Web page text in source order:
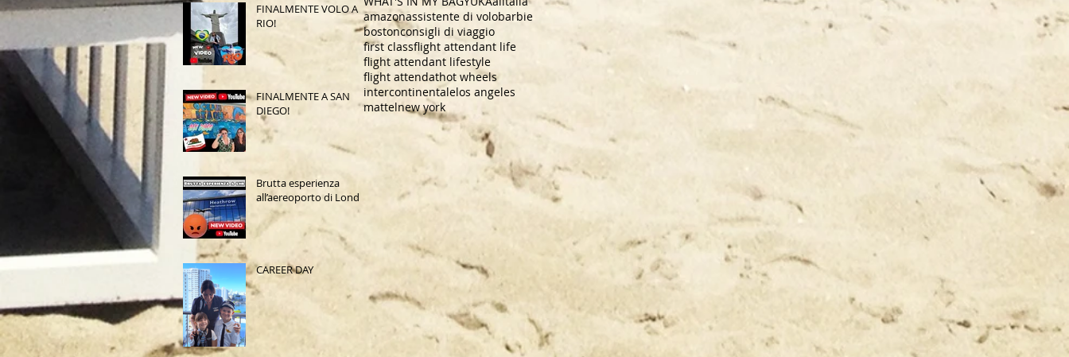
FINALMENTE VOLO A
RIO!
FINALMENTE A SAN
DIEGO!
Brutta esperienza
all’aereoporto di Londra
CAREER DAY
amazonassistente di volobarbie
bostonconsigli di viaggio
first classflight attendant life
flight attendant lifestyle
flight attendathot wheels
intercontinentalelos angeles
mattelnew york